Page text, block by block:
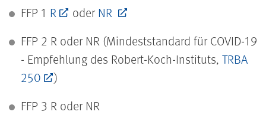
FFP 1 R oderNR
FFP 2 R oder NR (Mindeststandard für COVID-19
- Empfehlung des Robert-Koch-Instituts, TRBA
250
)
FFP 3 R oder NR